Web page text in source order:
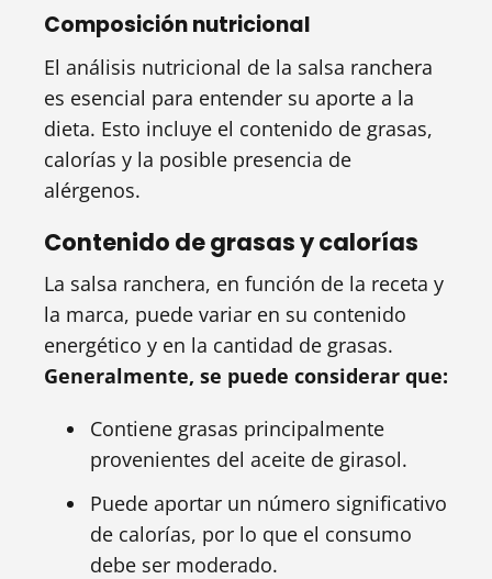
Composición nutricional
El análisis nutricional de la salsa ranchera
es esencial para entender su aporte a la
dieta. Esto incluye el contenido de grasas,
calorías y la posible presencia de
alérgenos.
Contenido de grasas y calorías
La salsa ranchera, en función de la receta y
la marca, puede variar en su contenido
energético y en la cantidad de grasas.
Generalmente, se puede considerar que:
Contiene grasas principalmente
provenientes del aceite de girasol.
Puede aportar un número significativo
de calorías, por lo que el consumo
debe ser moderado.